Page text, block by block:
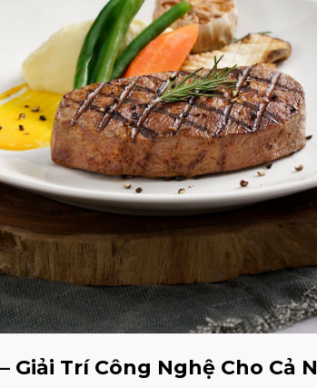
Giải Trí Công Nghệ Cho Cả